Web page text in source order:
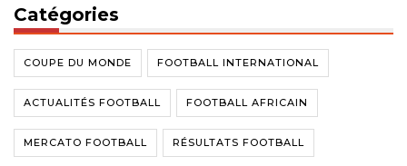
Catégories
COUPE DU MONDE FOOTBALL INTERNATIONAL
ACTUALITÉS FOOTBALL FOOTBALL AFRICAIN
MERCATO FOOTBALL RÉSULTATS FOOTBALL